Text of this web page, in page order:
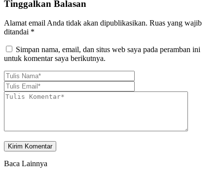
Tinggalkan Balasan
Alamat email Anda tidak akan dipublikasikan. Ruas yang wajib
ditandai *
Simpan nama, email, dan situs web saya pada peramban ini
untuk komentar saya berikutnya.
Baca Lainnya